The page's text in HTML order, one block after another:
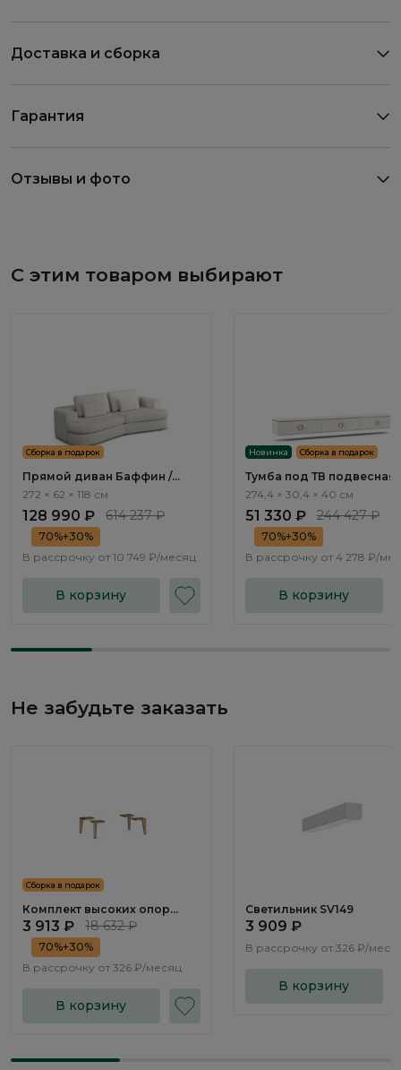
Доставка и сборка
Гарантия
Отзывы и фото
С этим товаром выбирают
Сборка в подарок
Прямой диван Баффин /
Baffin ММ113.64 с
272 × 62 × 118 см
128 990 ₽ 614 237 ₽
70%+30%
В рассрочку от 10 749 ₽/месяц
В корзину
Новинка Сборка в подарок
Тумба под ТВ подвесная
Тиара / Tiara RT413.1
274,4 × 30,4 × 40 см
51 330 ₽ 244 427 ₽
70%+30%
В рассрочку от 4 278 ₽/
В корзину
Не забудьте заказать
Сборка в подарок
Комплект высоких опор
Тиара / Tiara RT091.0
3 913 ₽ 18 632 ₽
70%+30%
В рассрочку от 326 ₽/месяц
В корзину
Светильник SV149
3 909 ₽
В рассрочку от 326 ₽/
В корзину